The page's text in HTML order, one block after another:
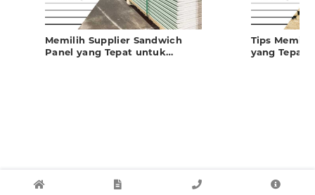
Memilih Supplier Sandwich
Panel yang Tepat untuk
Tips
yang Tepat